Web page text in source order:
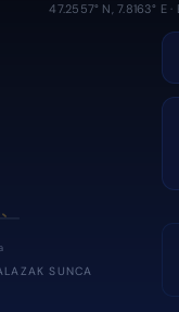
47.2557° N, 7.8163° E
SUNCA